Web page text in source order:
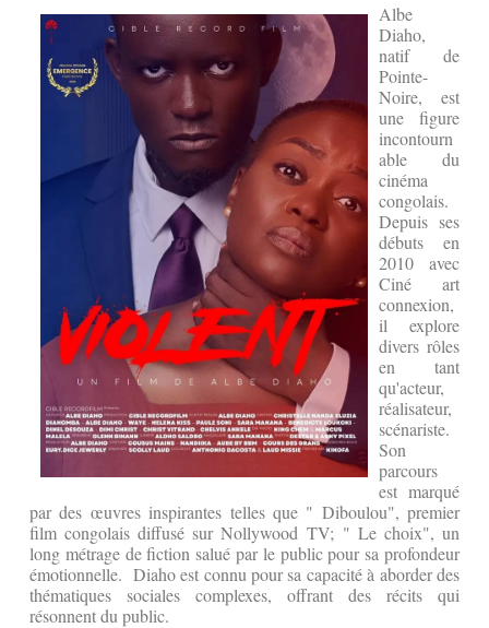
Albe
Diaho,
natif de
Pointe-
Noire, est
une figure
incontourn
able du
cinéma
congolais.
Depuis ses
débuts en
2010 avec
Ciné art
connexion,
il explore
divers rôles
en tant
qu'acteur,
réalisateur,
scénariste.
Son
parcours
est marqué
par des œuvres inspirantes telles que " Diboulou", premier
film congolais diffusé sur Nollywood TV; " Le choix", un
long métrage de fiction salué par le public pour sa profondeur
émotionnelle. Diaho est connu pour sa capacité à aborder des
thématiques sociales complexes, offrant des récits qui
résonnent du public.